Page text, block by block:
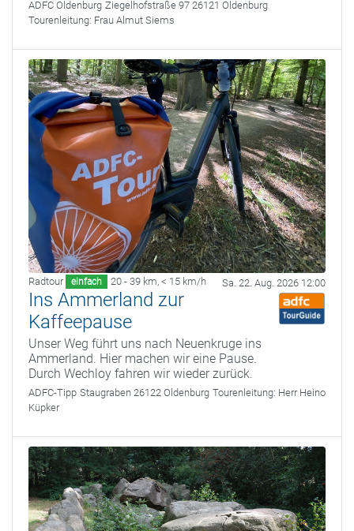
ADFC Oldenburg Ziegelhofstraße 97 26121 Oldenburg
Tourenleitung: Frau Almut Siems
Radtour einfach 20 - 39 km, < 15 km/h Sa. 22. Aug. 2026 12:00
Ins Ammerland zur
Kaffeepause
Unser Weg führt uns nach Neuenkruge ins
Ammerland. Hier machen wir eine Pause.
Durch Wechloy fahren wir wieder zurück.
ADFC-Tipp Staugraben 26122 Oldenburg Tourenleitung: Herr Heino
Küpker